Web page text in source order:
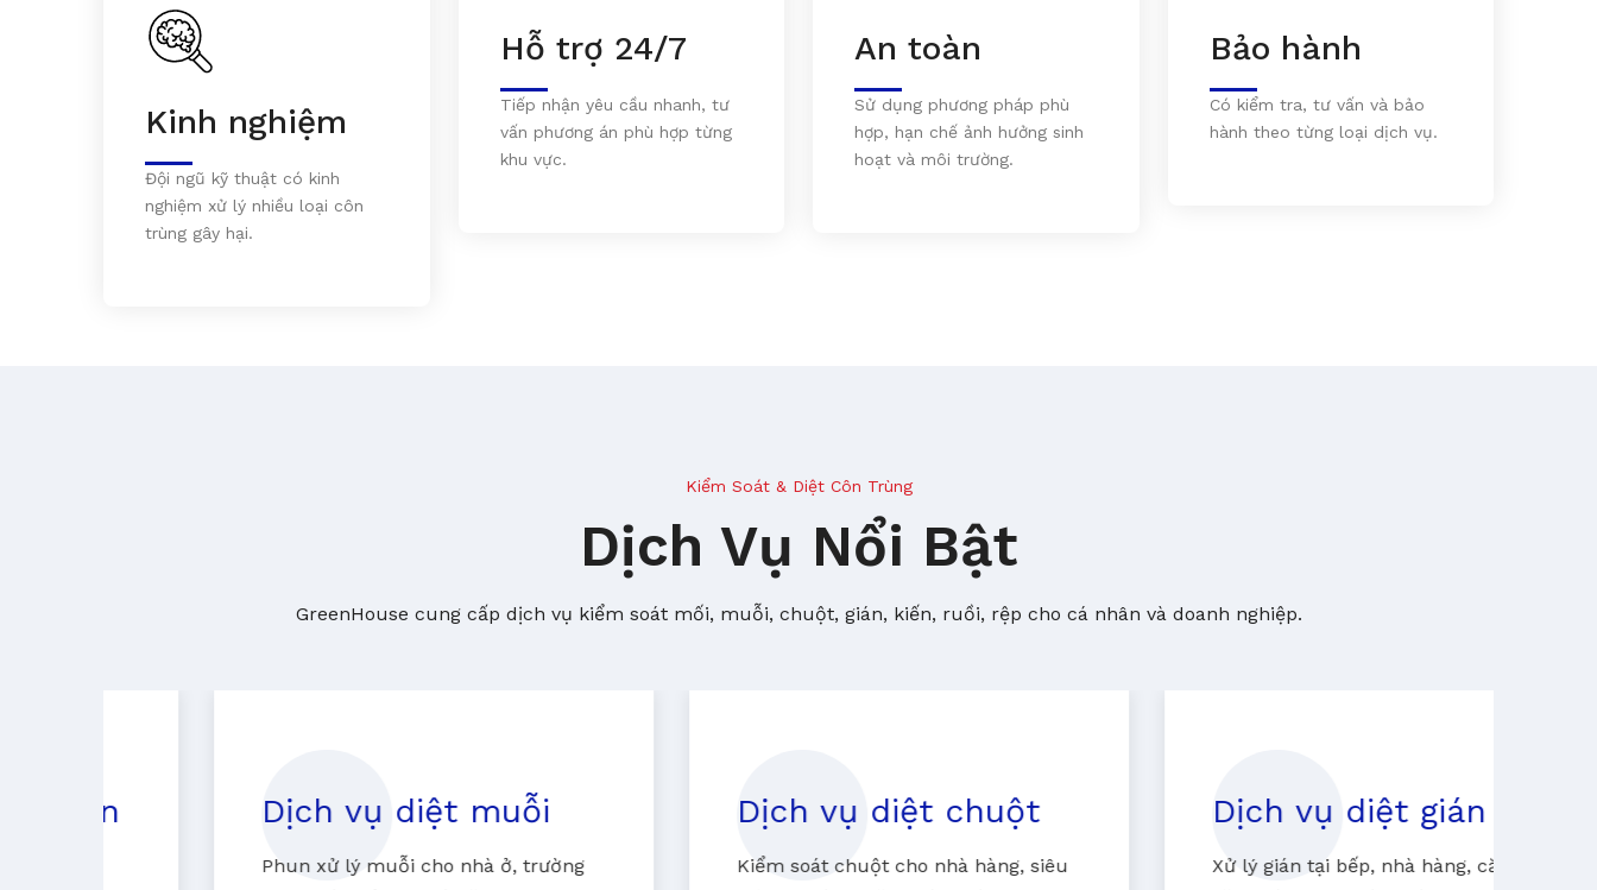
Kinh nghiệm
Đội ngũ kỹ thuật có kinh
nghiệm xử lý nhiều loại côn
trùng gây hại.
Hỗ trợ 24/7
Tiếp nhận yêu cầu nhanh, tư
vấn phương án phù hợp từng
khu vực.
An toàn
Sử dụng phương pháp phù
hợp, hạn chế ảnh hưởng sinh
hoạt và môi trường.
Bảo hành
Có kiểm tra, tư vấn và bảo
hành theo từng loại dịch vụ.
Kiểm Soát & Diệt Côn Trùng
Dịch Vụ Nổi Bật
GreenHouse cung cấp dịch vụ kiểm soát mối, muỗi, chuột, gián, kiến, ruồi, rệp cho cá nhân và doanh nghiệp.
Dịch vụ diệt muỗi
Phun xử lý muỗi cho nhà ở, trường
Dịch vụ diệt chuột
Kiểm soát chuột cho nhà hàng, siêu
Dịch vụ diệt gián
Xử lý gián tại bếp, nhà hàng, căn hộ,